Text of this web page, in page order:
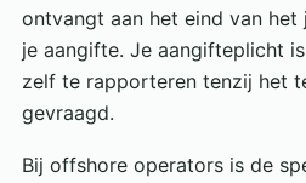
ontvangt aan het eind van
je aangifte. Je aangifteplicht
zelf te rapporteren tenzij het
gevraagd.
Bij offshore operators is de